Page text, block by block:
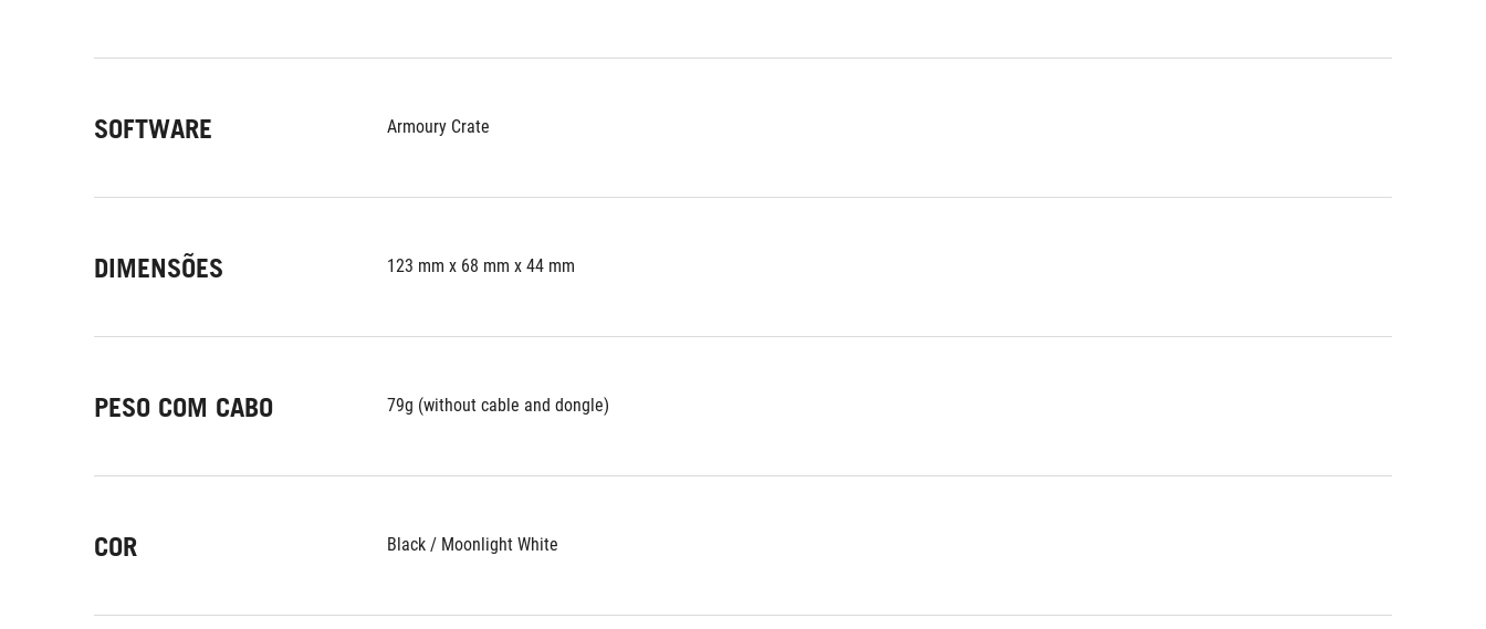
SOFTWARE Armoury Crate
DIMENSÕES 123 mm x 68 mm x 44 mm
PESO COM CABO 79g (without cable and dongle)
COR Black / Moonlight White